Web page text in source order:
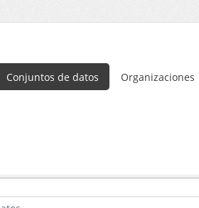
Conjuntos de datos Organizaciones